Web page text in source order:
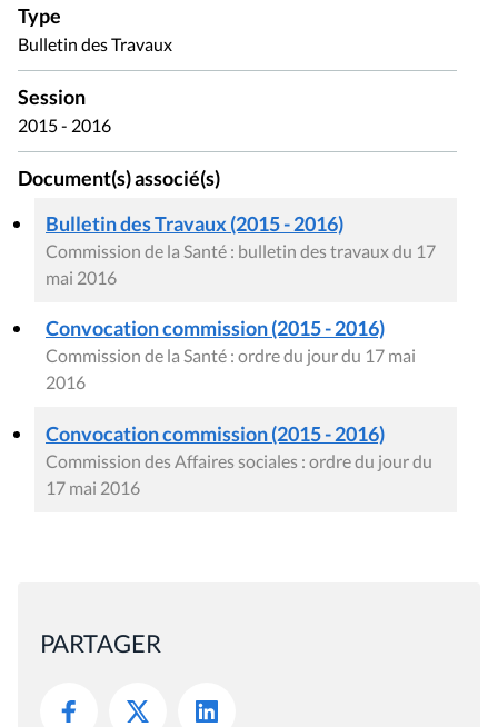
Type
Bulletin des Travaux
Session
2015 - 2016
Document(s) associé(s)
Bulletin des Travaux (2015 - 2016)
Commission de la Santé : bulletin des travaux du 17
mai 2016
Convocation commission (2015 - 2016)
Commission de la Santé : ordre du jour du 17 mai
2016
Convocation commission (2015 - 2016)
Commission des Affaires sociales : ordre du jour du
17 mai 2016
PARTAGER